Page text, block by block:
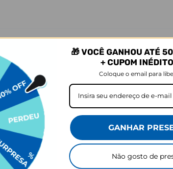
- Uniforme 3 2024
🎁 VOCÊ GANHOU ATÉ
+ CUPOM
Coloque o email para
GANHAR
Não gosto de